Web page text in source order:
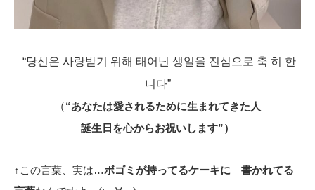
“당신은 사랑받기 위해 태어닌 생일을 진심으로 축 히 한
니다”
（“あなたは愛されるために生まれてきた人
誕生日を心からお祝いします”）
↑この言葉、実は…ボゴミが持ってるケーキに 書かれてる